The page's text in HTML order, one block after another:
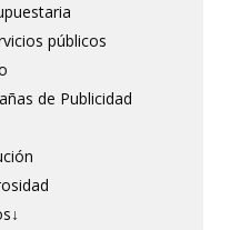
públicos
de Publicidad
↓